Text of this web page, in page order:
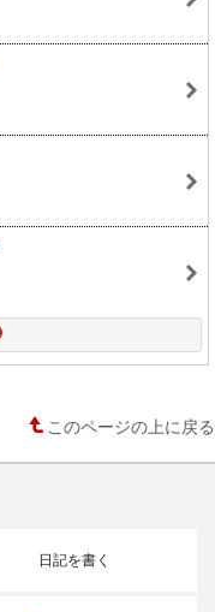
このページの上に戻る
日記を書く